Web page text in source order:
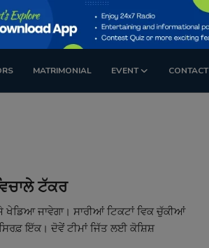
MATRIMONIAL EVENT CONTACT
ਟੱਕਰ
ਜਾਵੇਗਾ। ਸਾਰੀਆਂ ਟਿਕਟਾਂ ਵਿਕ ਚੁੱਕੀਆਂ
ਇੱਕ। ਦੋਵੇਂ ਟੀਮਾਂ ਜਿੱਤ ਲਈ ਕੋਸ਼ਿਸ਼